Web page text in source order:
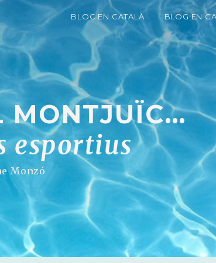
BLOC EN CATALÀ BLOG EN
MONTJUÏC...
esportius
Monzó